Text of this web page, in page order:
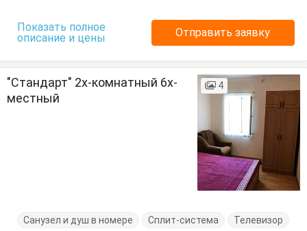
Показать полное
описание и цены
Отправить заявку
"Стандарт" 2х-комнатный 6х-
местный
4
Санузел и душ в номере Сплит-система
Телевизор